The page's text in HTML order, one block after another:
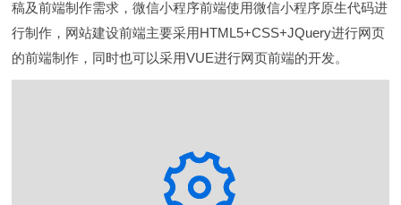
稿及前端制作需求，微信小程序前端使用微信小程序原生代码进
行制作，网站建设前端主要采用HTML5+CSS+JQuery进行网页
的前端制作，同时也可以采用VUE进行网页前端的开发。